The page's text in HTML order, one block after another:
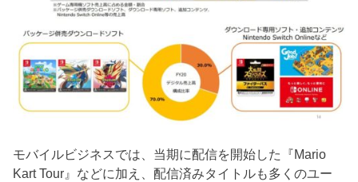
モバイルビジネスでは、当期に配信を開始した『Mario
Kart Tour』などに加え、配信済みタイトルも多くのユー